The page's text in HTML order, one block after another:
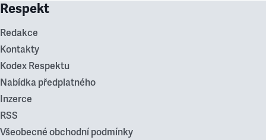
Respekt
Redakce
Kontakty
Kodex Respektu
Nabídka předplatného
Inzerce
RSS
Všeobecné obchodní podmínky